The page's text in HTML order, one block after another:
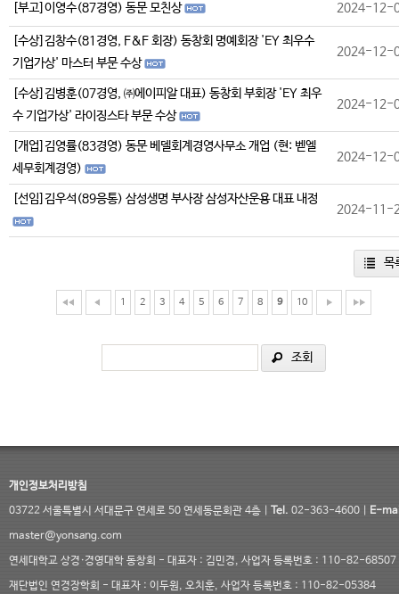
[부고]이영수(87경영) 동문 모친상 2024-12-
[수상]김창수(81경영, F&F 회장) 동창회 명예회장 'EY 최우수
기업가상' 마스터 부문 수상
2024-12-
[수상]김병훈(07경영, ㈜에이피알 대표) 동창회 부회장 'EY 최우
수 기업가상' 라이징스타 부문 수상
2024-12-
[개업]김영률(83경영) 동문 베델회계경영사무소 개업 (현: 벧엘
세무회계경영)
2024-12-
[선임]김우석(89응통) 삼성생명 부사장 삼성자산운용 대표 내정
2024-11-
목
1 2 3 4 5 6 7 8 9 10
조회
개인정보처리방침
03722 서울특별시 서대문구 연세로 50 연세동문회관 4층 | Tel. 02-363-4600 |
E-
master@yonsang.com
연세대학교 상경·경영대학 동창회 - 대표자 : 김민경, 사업자 등록번호 : 110-82-68507
재단법인 연경장학회 - 대표자 : 이두원, 오치훈, 사업자 등록번호 : 110-82-05384